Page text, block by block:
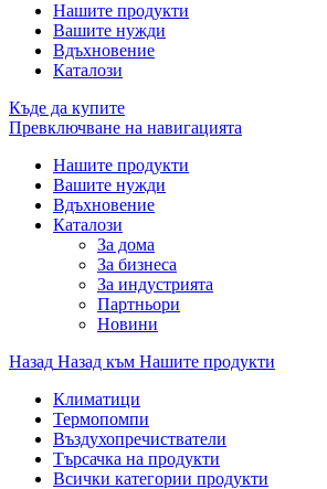
Нашите продукти
Вашите нужди
Вдъхновение
Каталози
Къде да купите
Превключване на навигацията
Нашите продукти
Вашите нужди
Вдъхновение
Каталози
За дома
За бизнеса
За индустрията
Партньори
Новини
Назад Назад към Нашите продукти
Климатици
Термопомпи
Въздухопречистватели
Търсачка на продукти
Всички категории продукти